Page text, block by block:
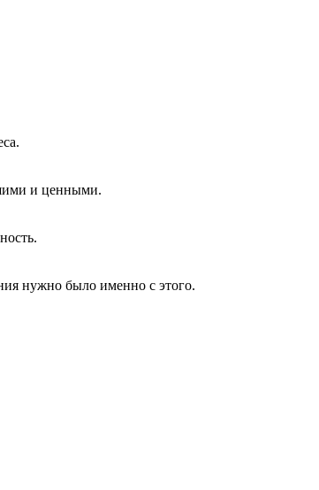
и ценными.
нужно было именно с этого.